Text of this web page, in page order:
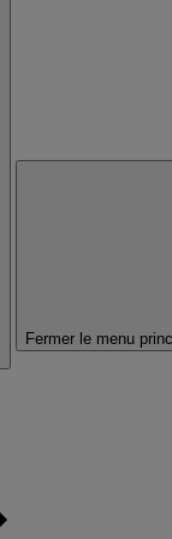
Fermer le menu